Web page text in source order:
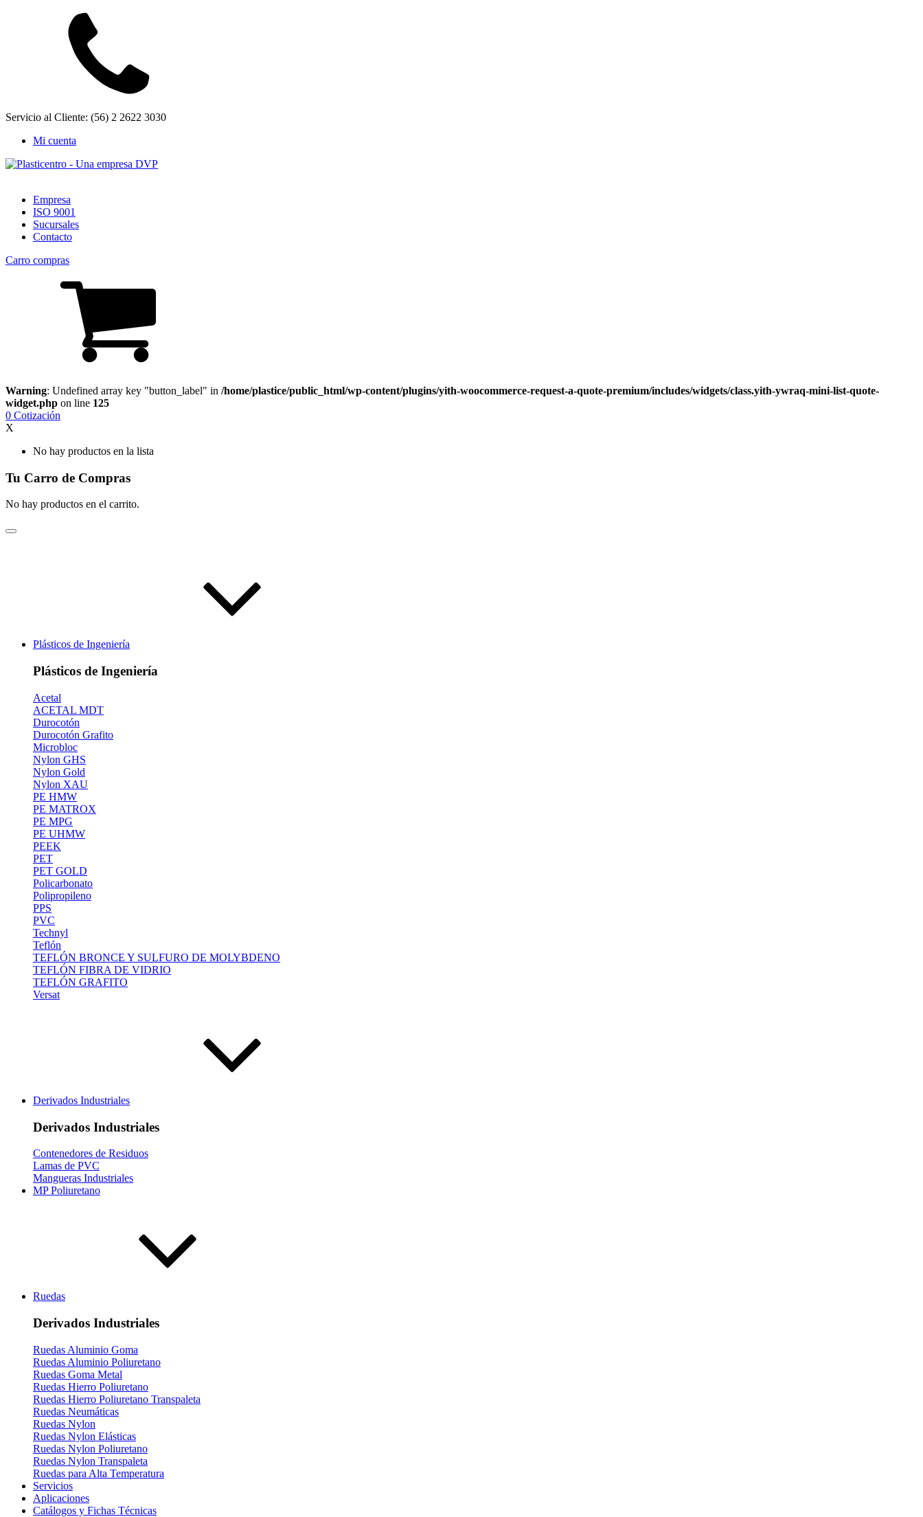
Servicio al Cliente: (56) 2 2622 3030
Mi cuenta
Empresa
ISO 9001
Sucursales
Contacto
Carro compras
Warning: Undefined array key "button_label" in /home/plastice/public_html/wp-content/plugins/yith-woocommerce-request-a-quote-premium/includes/widgets/class.yith-ywraq-mini-list-quote-
widget.php on line 125
0 Cotización
X
No hay productos en la lista
Tu Carro de Compras
No hay productos en el carrito.
Plásticos de Ingeniería
Plásticos de Ingeniería
Acetal
ACETAL MDT
Durocotón
Durocotón Grafito
Microbloc
Nylon GHS
Nylon Gold
Nylon XAU
PE HMW
PE MATROX
PE MPG
PE UHMW
PEEK
PET
PET GOLD
Policarbonato
Polipropileno
PPS
PVC
Technyl
Teflón
TEFLÓN BRONCE Y SULFURO DE MOLYBDENO
TEFLÓN FIBRA DE VIDRIO
TEFLÓN GRAFITO
Versat
Derivados Industriales
Derivados Industriales
Contenedores de Residuos
Lamas de PVC
Mangueras Industriales
MP Poliuretano
Ruedas
Derivados Industriales
Ruedas Aluminio Goma
Ruedas Aluminio Poliuretano
Ruedas Goma Metal
Ruedas Hierro Poliuretano
Ruedas Hierro Poliuretano Transpaleta
Ruedas Neumáticas
Ruedas Nylon
Ruedas Nylon Elásticas
Ruedas Nylon Poliuretano
Ruedas Nylon Transpaleta
Ruedas para Alta Temperatura
Servicios
Aplicaciones
Catálogos y Fichas Técnicas